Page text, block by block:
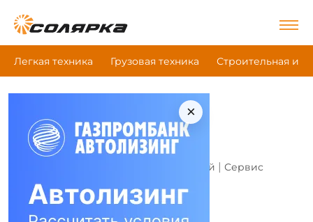
Легкая техника Грузовая техника Строительная и
×
Wacker Neuson
Wacker Neuson
Это моя компания
Магазин запчастей | Сервис